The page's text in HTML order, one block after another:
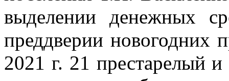
выделении денежных
преддверии новогодних
2021 г. 21 престарелый